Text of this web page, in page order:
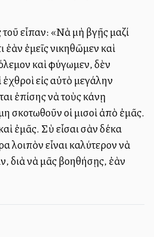
εἶπαν: «Νὰ μὴ βγῇς μαζί
ἐὰν ἐμεῖς νικηθῶμεν καὶ
καὶ φύγωμεν, δὲν
εἰς αὐτὸ μεγάλην
ἐπίσης νὰ τοὺς κάνῃ
σκοτωθοῦν οἱ μισοὶ ἀπὸ ἐμᾶς.
ἐμᾶς. Σὺ εἶσαι σὰν δέκα
λοιπὸν εἶναι καλύτερον νὰ
διὰ νὰ μᾶς βοηθήσῃς, ἐὰν